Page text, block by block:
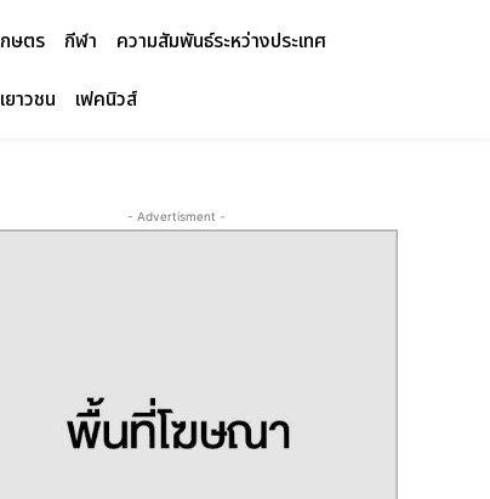
กษตร กีฬา
ความสัมพันธ์ระหว่างประเทศ
ยาวชน เฟคนิวส์
- Advertisment -